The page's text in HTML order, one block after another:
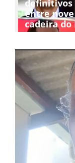
definitivos
entre
cadeira do